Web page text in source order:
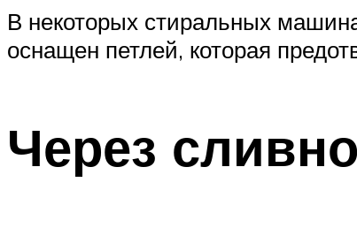
В некоторых стиральных
оснащен петлей, которая
Через